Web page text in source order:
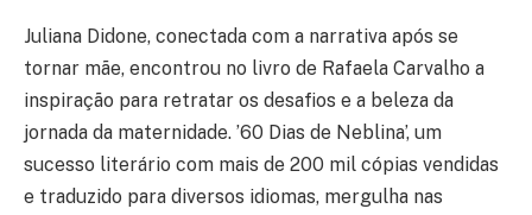
Juliana Didone, conectada com a narrativa após se
tornar mãe, encontrou no livro de Rafaela Carvalho a
inspiração para retratar os desafios e a beleza da
jornada da maternidade. ’60 Dias de Neblina’, um
sucesso literário com mais de 200 mil cópias vendidas
e traduzido para diversos idiomas, mergulha nas